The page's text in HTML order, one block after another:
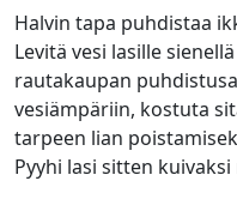
Halvin tapa puhdistaa
Levitä vesi lasille
rautakaupan
vesiämpäriin, kostuta
tarpeen lian
Pyyhi lasi sitten